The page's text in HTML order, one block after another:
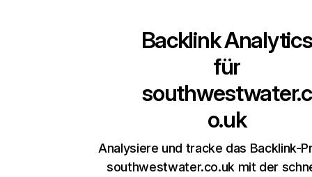
Backlink Analytics
für
southwestwater.c
o.uk
Analysiere und tracke das Backlink-
southwestwater.co.uk mit der